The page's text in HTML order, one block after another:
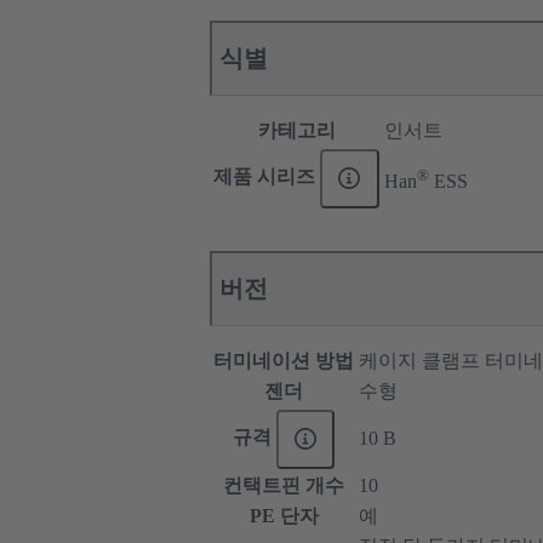
식별
카테고리 인서트
제품 시리즈 Han® ESS
버전
터미네이션 방법 케이지 클램프 터미
젠더
수형
규격 10 B
컨택트핀 개수
10
PE 단자
예